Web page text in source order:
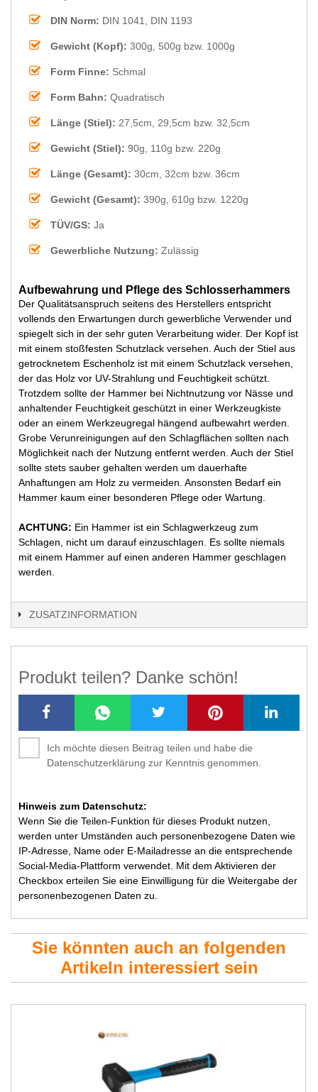
DIN Norm: DIN 1041, DIN 1193
Gewicht (Kopf): 300g, 500g bzw. 1000g
Form Finne: Schmal
Form Bahn: Quadratisch
Länge (Stiel): 27,5cm, 29,5cm bzw. 32,5cm
Gewicht (Stiel): 90g, 110g bzw. 220g
Länge (Gesamt): 30cm, 32cm bzw. 36cm
Gewicht (Gesamt): 390g, 610g bzw. 1220g
TÜV/GS: Ja
Gewerbliche Nutzung: Zulässig
Aufbewahrung und Pflege des Schlosserhammers
Der Qualitätsanspruch seitens des Herstellers entspricht
vollends den Erwartungen durch gewerbliche Verwender und
spiegelt sich in der sehr guten Verarbeitung wider. Der Kopf ist
mit einem stoßfesten Schutzlack versehen. Auch der Stiel aus
getrocknetem Eschenholz ist mit einem Schutzlack versehen,
der das Holz vor UV-Strahlung und Feuchtigkeit schützt.
Trotzdem sollte der Hammer bei Nichtnutzung vor Nässe und
anhaltender Feuchtigkeit geschützt in einer Werkzeugkiste
oder an einem Werkzeugregal hängend aufbewahrt werden.
Grobe Verunreinigungen auf den Schlagflächen sollten nach
Möglichkeit nach der Nutzung entfernt werden. Auch der Stiel
sollte stets sauber gehalten werden um dauerhafte
Anhaftungen am Holz zu vermeiden. Ansonsten Bedarf ein
Hammer kaum einer besonderen Pflege oder Wartung.
ACHTUNG: Ein Hammer ist ein Schlagwerkzeug zum
Schlagen, nicht um darauf einzuschlagen. Es sollte niemals
mit einem Hammer auf einen anderen Hammer geschlagen
werden.
ZUSATZINFORMATION
Produkt teilen? Danke schön!
Ich möchte diesen Beitrag teilen und habe die
Datenschutzerklärung zur Kenntnis genommen.
Hinweis zum Datenschutz:
Wenn Sie die Teilen-Funktion für dieses Produkt nutzen,
werden unter Umständen auch personenbezogene Daten wie
IP-Adresse, Name oder E-Mailadresse an die entsprechende
Social-Media-Plattform verwendet. Mit dem Aktivieren der
Checkbox erteilen Sie eine Einwilligung für die Weitergabe der
personenbezogenen Daten zu.
Sie könnten auch an folgenden
Artikeln interessiert sein